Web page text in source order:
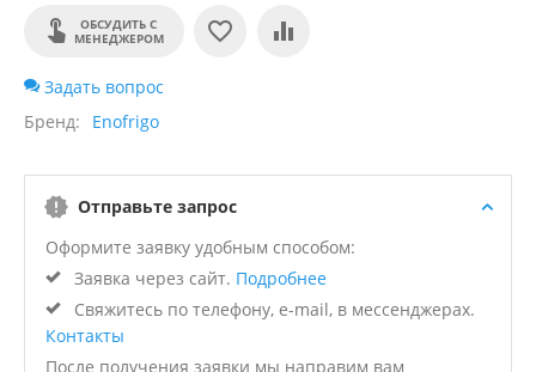
ОБСУДИТЬ С
МЕНЕДЖЕРОМ
Задать вопрос
Бренд
Enofrigo
Отправьте запрос
Оформите заявку удобным способом:
Заявка через сайт. Подробнее
Свяжитесь по телефону, e-mail, в мессенджерах.
Контакты
После получения заявки мы направим вам